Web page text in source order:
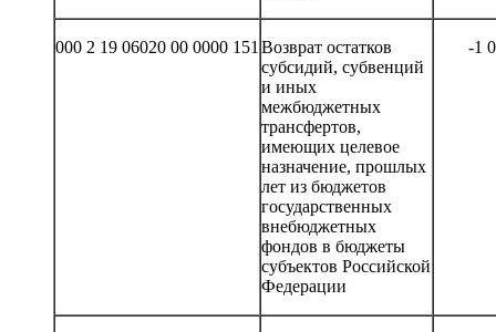
000 2 19 06020 00 0000 151 Возврат остатков
субсидий, субвенций
и иных
межбюджетных
трансфертов,
имеющих целевое
назначение, прошлых
лет из бюджетов
государственных
внебюджетных
фондов в бюджеты
субъектов Российской
Федерации
-1